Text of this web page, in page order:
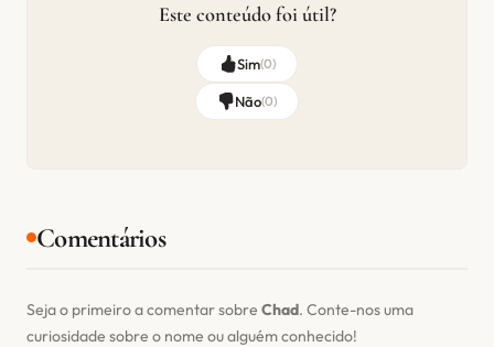
Este conteúdo foi útil?
Sim(0)
Não(0)
Comentários
Seja o primeiro a comentar sobre Chad. Conte-nos uma
curiosidade sobre o nome ou alguém conhecido!